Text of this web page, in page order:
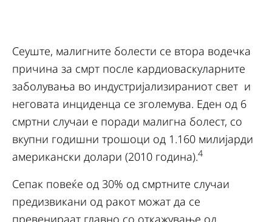
Сеуште, малигните болести се втора водечка
причина за смрт после кардиоваскуларните
заболувања во индустријализираниот свет и
неговата инциденца се зголемува. Еден од 6
смртни случаи е поради малигна болест, со
вкупни годишни трошоци од 1.160 милијарди
американски долари (2010 година).4
Сепак повеќе од 30% од смртните случаи
предизвикани од ракот можат да се
превенираат главно со откажување од